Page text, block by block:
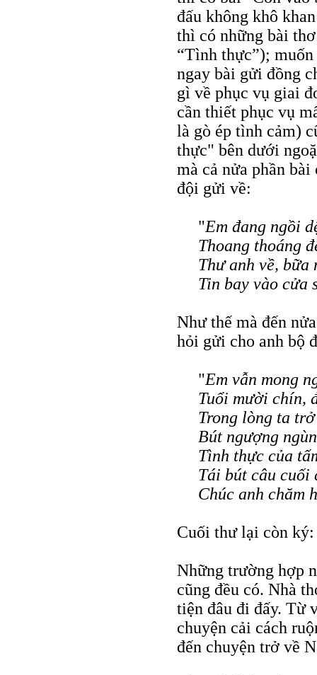
đấu không khô
thì có những bài
“Tình thực”);
ngay bài gửi đồng
gì về phục vụ giai
cần thiết phục vụ
là gò ép tình cảm)
thực" bên dưới
mà cả nửa phần
đội gửi về:
"Em đang ngồi
Thoang thoáng
Thư anh về, bữa
Tin bay vào cửa
Như thế mà đến
hỏi gửi cho anh bộ
"Em vẫn mong
Tuổi mười chín,
Trong lòng ta
Bút ngượng
Tình thực của
Tái bút câu cuối
Chúc anh chăm
Cuối thư lại còn ký:
Những trường hợp
cũng đều có. Nhà
tiện đâu đi đấy. Từ
chuyện cải cách
đến chuyện trở về